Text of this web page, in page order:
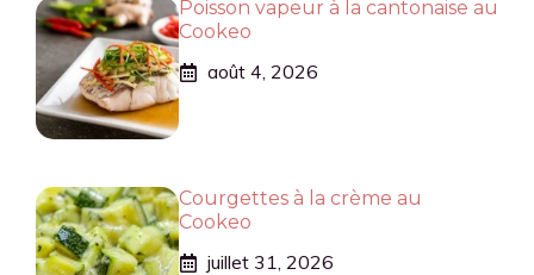
Poisson vapeur à la cantonaise au
Cookeo
août 4, 2026
Courgettes à la crème au
Cookeo
juillet 31, 2026